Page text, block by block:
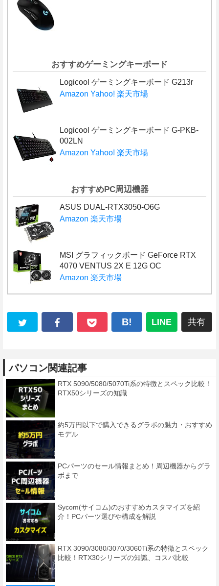
おすすめゲーミングキーボード
Logicool ゲーミングキーボード G213r
Amazon Yahoo! 楽天市場
Logicool ゲーミングキーボード G-PKB-
002LN
Amazon Yahoo! 楽天市場
おすすめPC周辺機器
ASUS DUAL-RTX3050-O6G
Amazon 楽天市場
MSI グラフィックボード GeForce RTX
4070 VENTUS 2X E 12G OC
Amazon 楽天市場
B! LINE 共有
パソコン関連記事
RTX 5090/5080/5070Ti系の特徴とスペック比較！
RTX50シリーズの知識
約5万円以下で購入できるグラボの魅力・おすすめ
モデル
PCパーツのセール情報まとめ！周辺機器からグラ
ボまで
Sycom(サイコム)のおすすめカスタマイズを紹
介！PCパーツ選びや構成を解説
RTX 3090/3080/3070/3060Ti系の特徴とスペック
比較！RTX30シリーズの知識、コスパ比較